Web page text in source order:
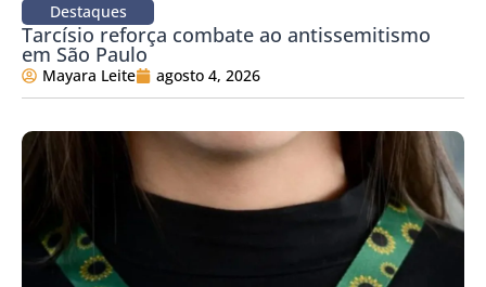
Destaques
Tarcísio reforça combate ao antissemitismo
em São Paulo
Mayara Leite agosto 4, 2026